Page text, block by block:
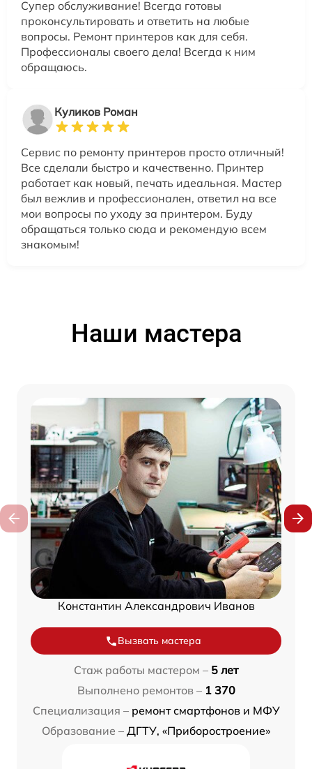
Супер обслуживание! Всегда готовы
проконсультировать и ответить на любые
вопросы. Ремонт принтеров как для себя.
Профессионалы своего дела! Всегда к ним
обращаюсь.
Куликов Роман
Сервис по ремонту принтеров просто отличный!
Все сделали быстро и качественно. Принтер
работает как новый, печать идеальная. Мастер
был вежлив и профессионален, ответил на все
мои вопросы по уходу за принтером. Буду
обращаться только сюда и рекомендую всем
знакомым!
Наши мастера
Константин Александрович Иванов
Вызвать мастера
Стаж работы мастером – 5 лет
Выполнено ремонтов – 1 370
Специализация – ремонт смартфонов и МФУ
Образование – ДГТУ, «Приборостроение»